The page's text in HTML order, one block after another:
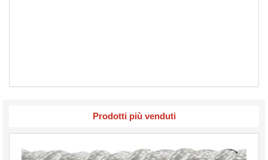
Prodotti più venduti